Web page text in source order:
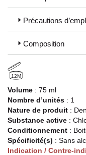
forte innovation :
inter-dentaires, ADS®,
avec des centres
gamme de dentifrice
charbon actif, confirme
produits de haute
dentaire toujours
En 2016, sous la
touts petits que le
accompagnent l’ enfant
5 ans.
La filiale française a été
Précautions
Composition
12M
Volume : 75 ml
Nombre d’unités : 1
Nature de produit :
Substance active :
Conditionnement :
Spécificité(s) : Sans
Indication / Contre-